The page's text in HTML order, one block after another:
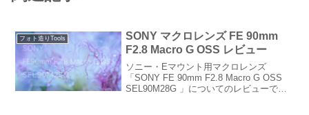
フォト造りTools
SONY マクロレンズ FE 90mm
F2.8 Macro G OSS レビュー
ソニー・Eマウント用マクロレンズ
「SONY FE 90mm F2.8 Macro G OSS
SEL90M28G 」についてのレビューで